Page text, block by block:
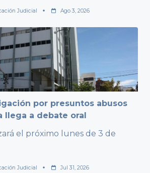
Judicial Ago 3, 2026
por presuntos abusos
llega a debate oral
el próximo lunes de 3 de
Judicial Jul 31, 2026